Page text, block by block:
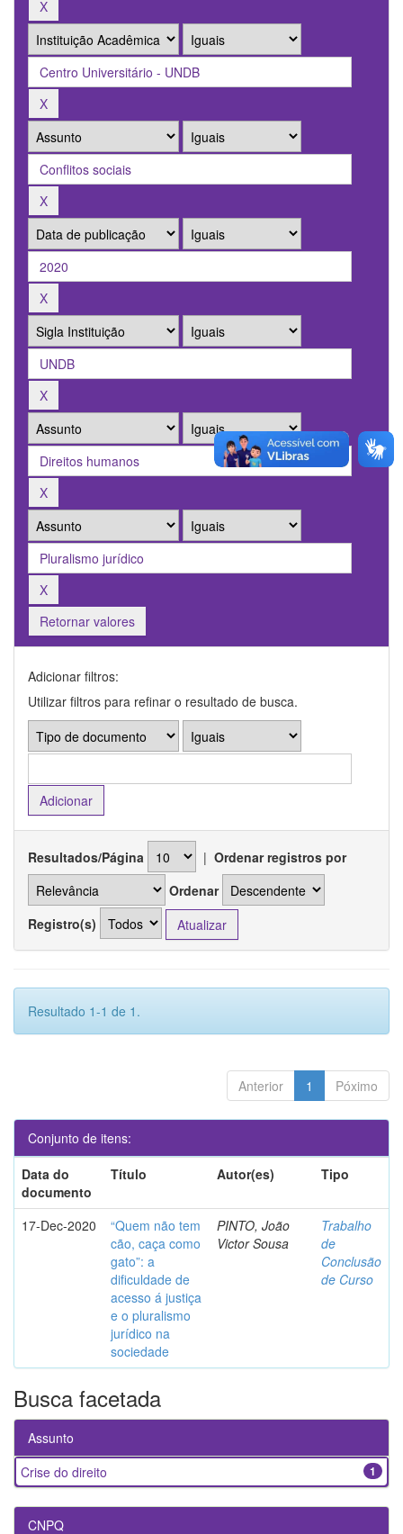
Retornar valores
Adicionar filtros:
Utilizar filtros para refinar o resultado de busca.
Resultados/Página | Ordenar registros por
Ordenar
Registro(s)
Resultado 1-1 de 1.
Anterior 1 Póximo
Conjunto de itens:
Data do
documento
Título Autor(es) Tipo
17-Dec-2020
“Quem não tem
cão, caça como
gato”: a
dificuldade de
acesso á justiça
e o pluralismo
jurídico na
sociedade
PINTO, João
Victor Sousa
Trabalho
de
Conclusão
de Curso
Busca facetada
Assunto
1
Crise do direito
CNPQ